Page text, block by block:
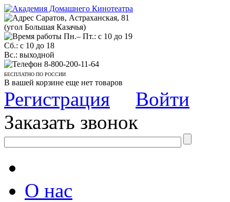
Саратов, Астраханская, 81
(угол Большая Казачья)
Пн.– Пт.: с 10 до 19
Сб.: с 10 до 18
Вс.: выходной
8-800-200-11-64
БЕСПЛАТНО ПО РОССИИ
В вашей корзине еще нет товаров
Регистрация
Войти
Заказать звонок
О нас